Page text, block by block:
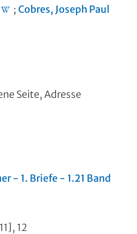
; Cobres, Joseph Paul
Seite, Adresse
- 1. Briefe - 1.21 Band
12